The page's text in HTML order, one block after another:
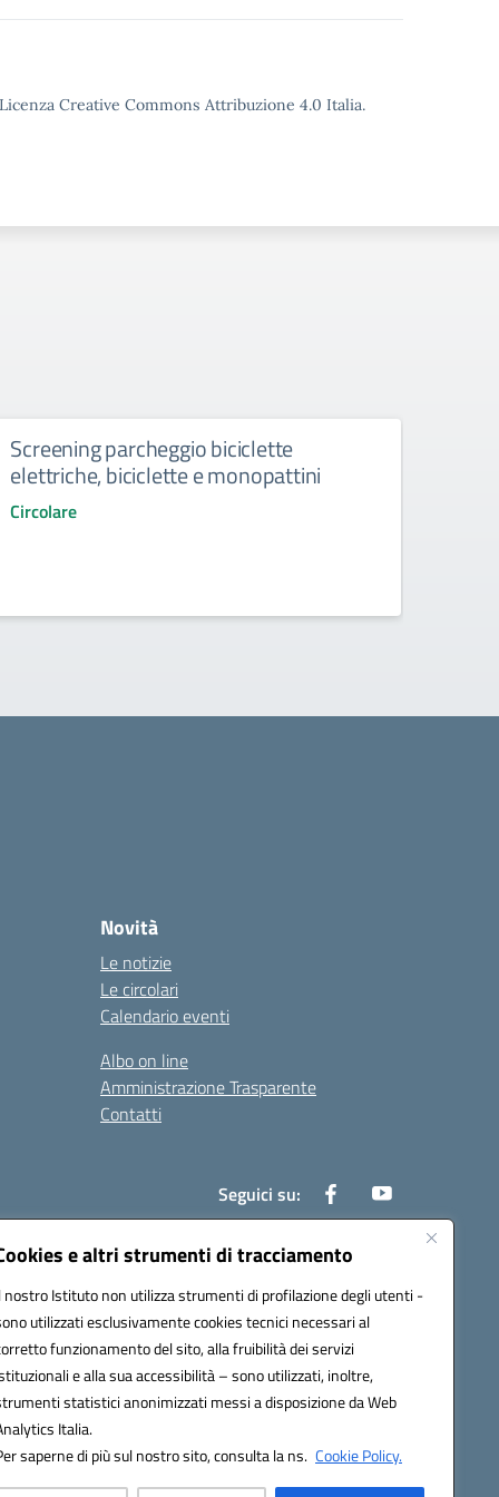
e altri strumenti di tracciamento
nostro Istituto non utilizza strumenti di profilazione degli utenti -
utilizzati esclusivamente cookies tecnici necessari al
funzionamento del sito, alla fruibilità dei servizi
e alla sua accessibilità – sono utilizzati, inoltre,
statistici anonimizzati messi a disposizione da Web
Italia.
saperne di più sul nostro sito, consulta la ns. Cookie Policy.
Creative Commons Attribuzione 4.0 Italia.
Screening parcheggio biciclette
elettriche, biciclette e monopattini
Circolare
Novità
Le notizie
Le circolari
Calendario eventi
Albo on line
Amministrazione Trasparente
Contatti
Seguici su: